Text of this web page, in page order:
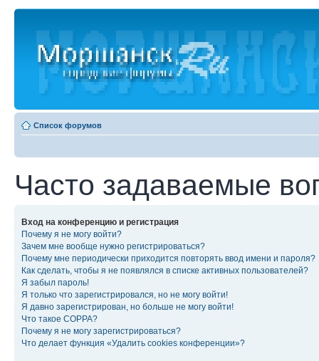
Список форумов
Часто задаваемые
Вход на конференцию и регистрация
Почему я не могу войти?
Зачем мне вообще нужно регистрироваться?
Почему мне периодически приходится повторять ввод имени и пароля?
Как сделать, чтобы я не появлялся в списке активных пользователей?
Я забыл пароль!
Я только что зарегистрировался, но не могу войти!
Я давно зарегистрирован, но больше не могу войти!
Что такое COPPA?
Почему я не могу зарегистрироваться?
Что делает функция «Удалить cookies конференции»?